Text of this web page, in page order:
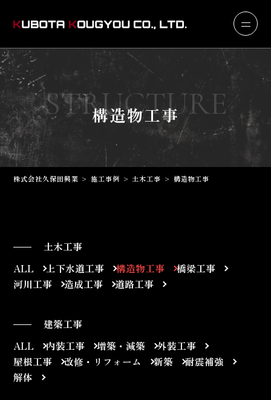
STRUCTURE
構造物工事
株式会社久保田興業 >施工事例 > 土木工事 > 構造物工事
土木工事
ALL
上下水道工事 構造物工事
橋梁工事
河川工事
造成工事 道路工事
建築工事
ALL
内装工事 増築・減築
外装工事
屋根工事
改修・リフォーム 新築
耐震補強
解体